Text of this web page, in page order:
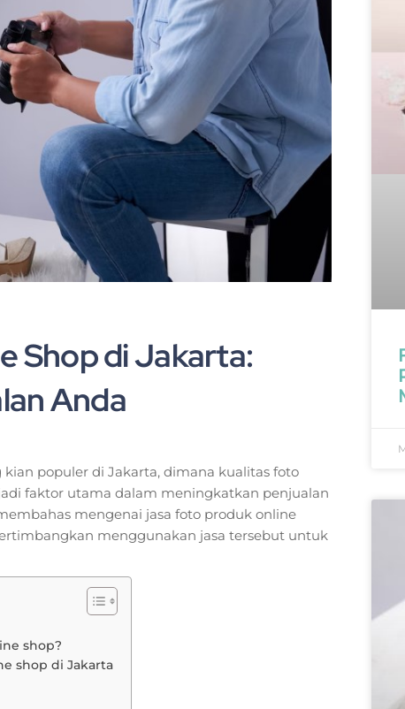
Shop di Jakarta:
Anda
populer di Jakarta, dimana kualitas foto
faktor utama dalam meningkatkan penjualan
mengenai jasa foto produk online
menggunakan jasa tersebut untuk
shop?
shop di Jakarta